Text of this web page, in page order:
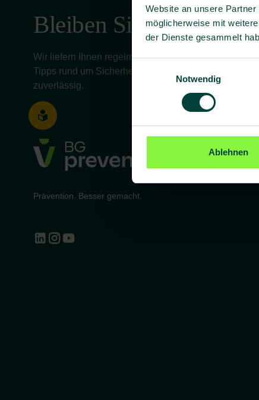
Website an unsere
möglicherweise mit
der Dienste gesammelt
Notwendig
Ablehnen
Bleiben Sie informiert!
Wir liefern Ihnen regelmäßig aktuelle Informationen,
Tipps rund um Sicherheit und Gesundheit bei der
zuverlässig.
Prävention. Besser gemacht.